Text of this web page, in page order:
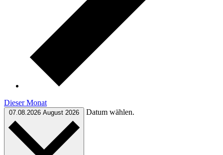
Dieser Monat
07.08.2026 August 2026 Datum wählen.